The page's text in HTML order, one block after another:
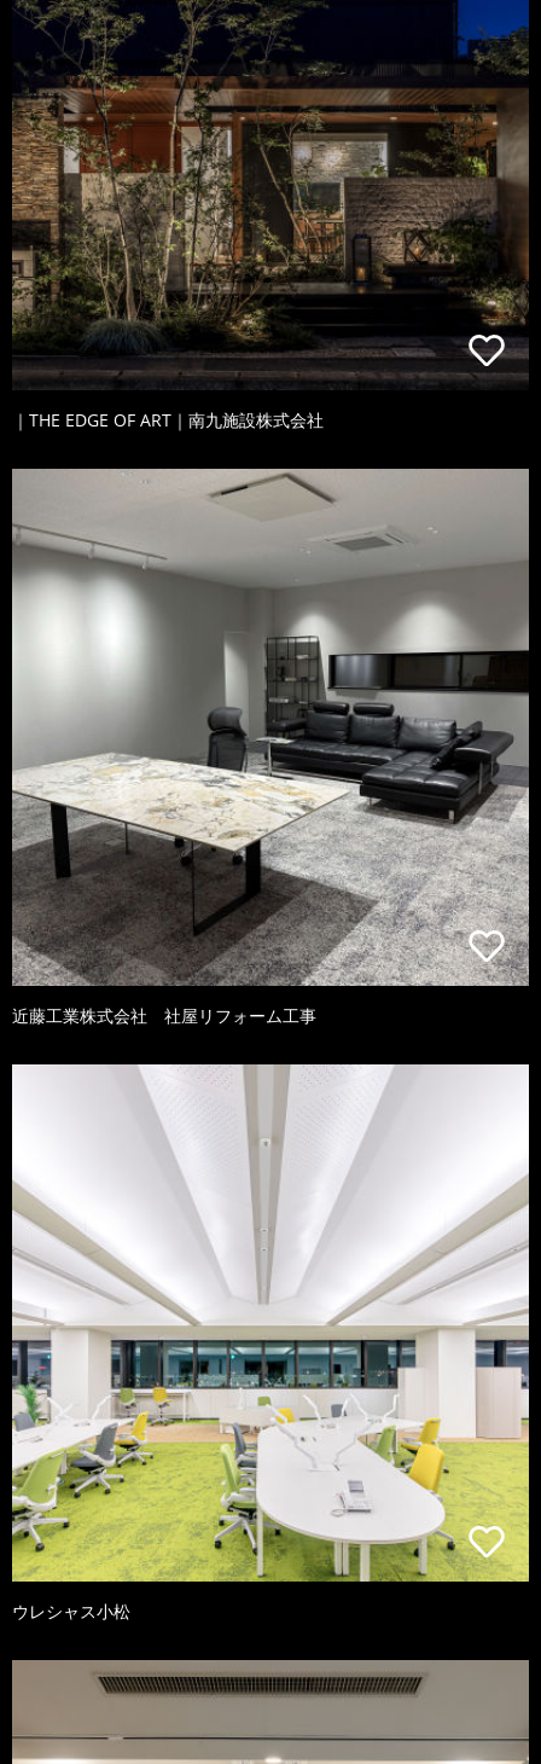
｜THE EDGE OF ART｜南九施設株式会社
近藤工業株式会社 社屋リフォーム工事
ウレシャス小松